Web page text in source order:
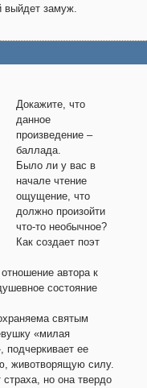
выйдет замуж.
Докажите, что
данное
произведение –
баллада.
Было ли у вас в
начале чтение
ощущение, что
должно произойти
что-то необычное?
Как создает поэт
автора к
состояние
святым
«милая
подчеркивает ее
животворящую силу.
но она твердо